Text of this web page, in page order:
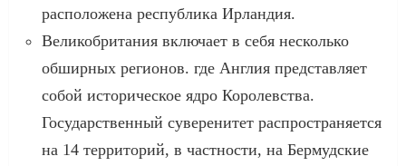
расположена республика Ирландия.
Великобритания включает в себя несколько
обширных регионов. где Англия представляет
собой историческое ядро Королевства.
Государственный суверенитет распространяется
на 14 территорий, в частности, на Бермудские